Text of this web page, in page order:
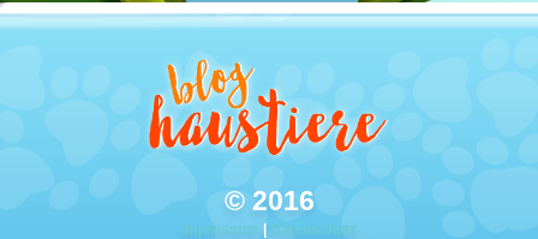
© 2016
Impressum | Datenschutz